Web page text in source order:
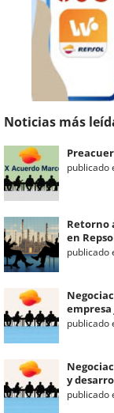
Noticias más
publicado
Retorno
en
publicado
empresa
publicado
y
publicado